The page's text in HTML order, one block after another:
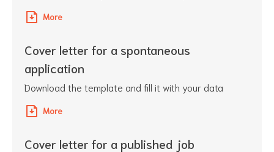
More
Cover letter for a spontaneous
application
Download the template and fill it with your data
More
Cover letter for a published job